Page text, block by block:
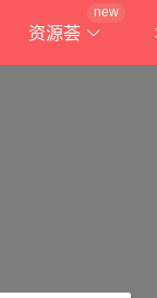
资源荟
new